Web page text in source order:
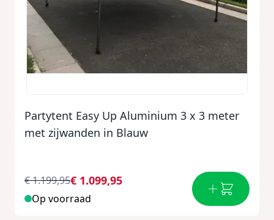
Partytent Easy Up Aluminium 3 x 3 meter
met zijwanden in Blauw
€ 1.099,95
€ 1.199,95
Op voorraad